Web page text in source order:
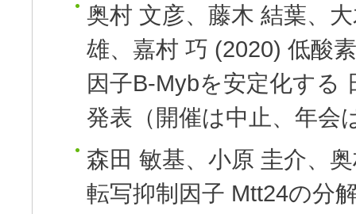
奥村 文彦、藤木 結葉、
雄、嘉村 巧 (2020) 低酸
因子B-Mybを安定化する
発表（開催は中止、年会
森田 敏基、小原 圭介、
転写抑制因子 Mtt24の分